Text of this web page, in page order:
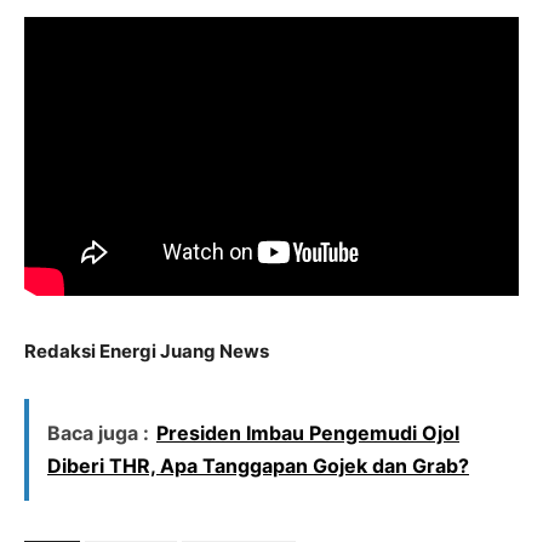
Redaksi Energi Juang News
Baca juga : Presiden Imbau Pengemudi Ojol
Diberi THR, Apa Tanggapan Gojek dan Grab?